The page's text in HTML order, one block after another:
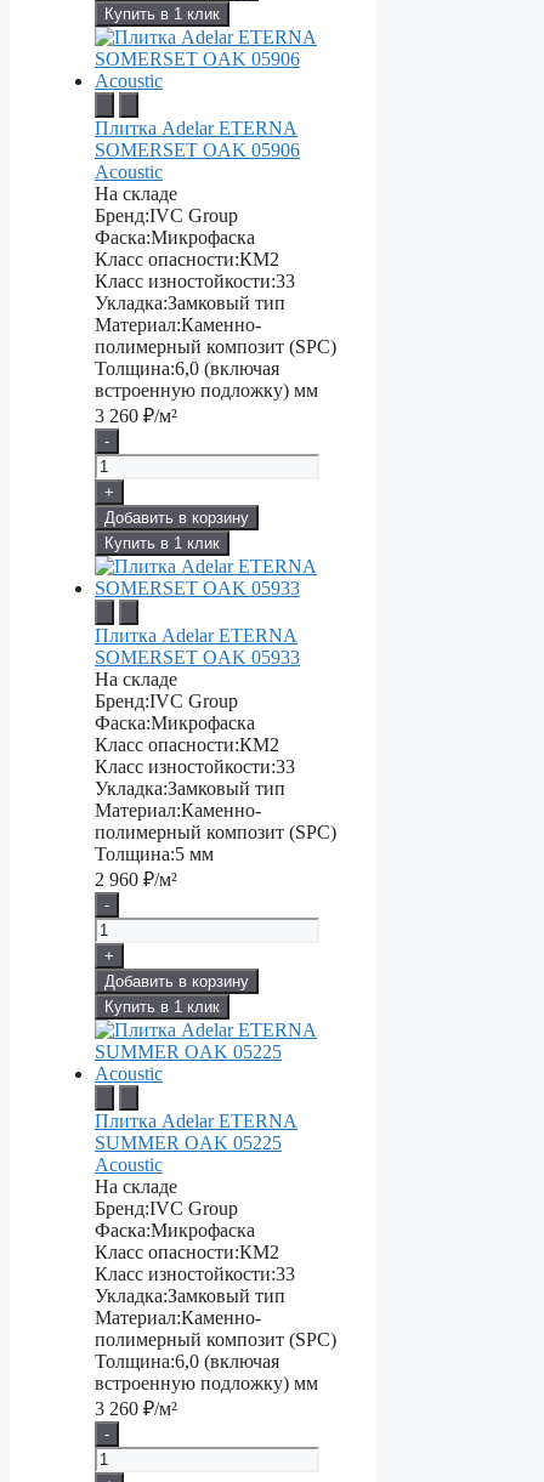
Купить в 1 клик
Плитка Adelar ETERNA
SOMERSET OAK 05906
Acoustic
На складе
Бренд:IVC Group
Фаска:Микрофаска
Класс опасности:КМ2
Класс изностойкости:33
Укладка:Замковый тип
Материал:Каменно-
полимерный композит (SPC)
Толщина:6,0 (включая
встроенную подложку) мм
3 260 ₽/м²
-
+
Добавить в корзину
Купить в 1 клик
Плитка Adelar ETERNA
SOMERSET OAK 05933
На складе
Бренд:IVC Group
Фаска:Микрофаска
Класс опасности:КМ2
Класс изностойкости:33
Укладка:Замковый тип
Материал:Каменно-
полимерный композит (SPC)
Толщина:5 мм
2 960 ₽/м²
-
+
Добавить в корзину
Купить в 1 клик
Плитка Adelar ETERNA
SUMMER OAK 05225
Acoustic
На складе
Бренд:IVC Group
Фаска:Микрофаска
Класс опасности:КМ2
Класс изностойкости:33
Укладка:Замковый тип
Материал:Каменно-
полимерный композит (SPC)
Толщина:6,0 (включая
встроенную подложку) мм
3 260 ₽/м²
-